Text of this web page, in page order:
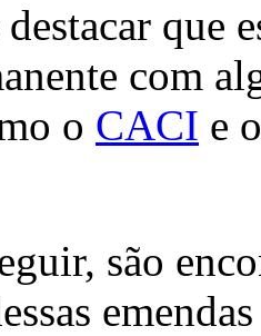
que
com
o CACI e
são